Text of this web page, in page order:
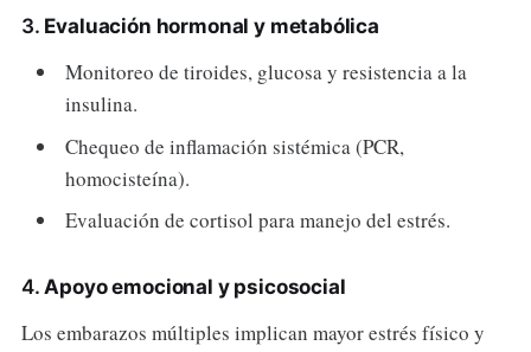
3. Evaluación hormonal y metabólica
Monitoreo de tiroides, glucosa y resistencia a la
insulina.
Chequeo de inflamación sistémica (PCR,
homocisteína).
Evaluación de cortisol para manejo del estrés.
4.Apoyo emocional y psicosocial
Los embarazos múltiples implican mayor estrés físico y